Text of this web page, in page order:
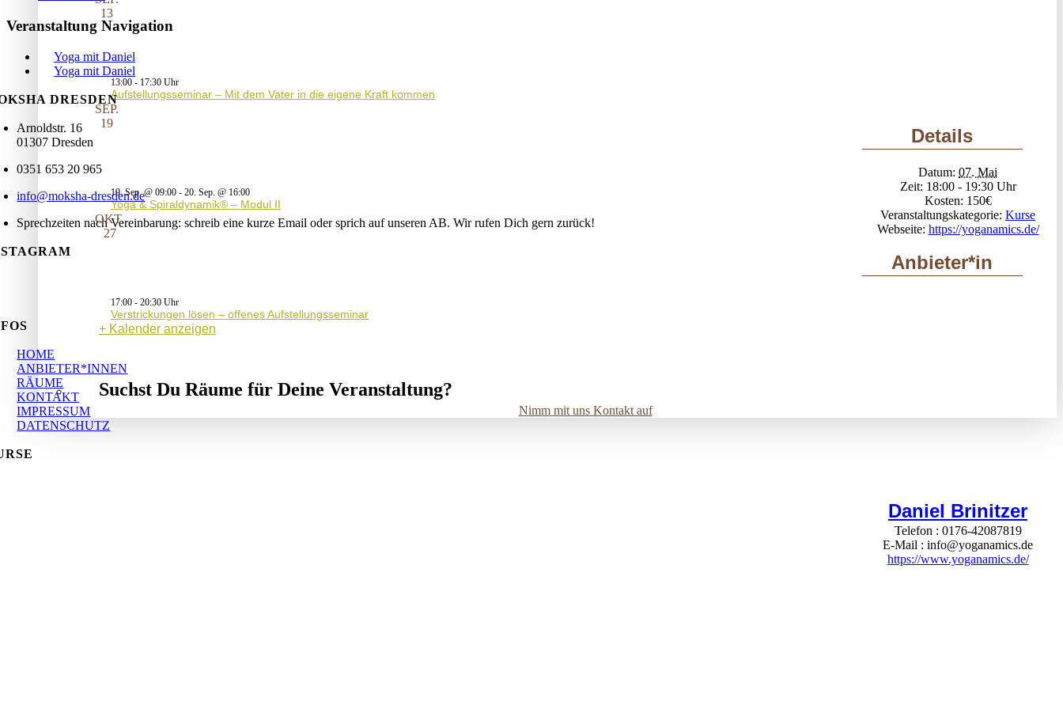
13
13:00 - 17:30
Aufstellungsseminar – Mit dem Vater in die eigene Kraft kommen
SEP.
19
19. Sep. @ 09:00 - 20. Sep. @ 16:00
Yoga & Spiraldynamik® – Modul II
OKT.
27
17:00 - 20:30
Verstrickungen lösen – offenes Aufstellungsseminar
Kalender anzeigen
Suchst Du Räume für Deine Veranstaltung?
Nimm mit uns Kontakt auf
Veranstaltung Navigation
Yoga mit Daniel
Yoga mit Daniel
Details
Datum: 07. Mai
Zeit: 18:00 - 19:30
Kosten: 150€
Veranstaltungskategorie: Kurse
Webseite: https://yoganamics.de/
Anbieter*in
Daniel Brinitzer
Telefon
0176-42087819
E-Mail
info@yoganamics.de
https://www.yoganamics.de/
DRESDEN
Arnoldstr. 16
01307 Dresden
0351 653 20 965
info@moksha-dresden.de
Sprechzeiten nach Vereinbarung: schreib eine kurze Email oder sprich auf unseren AB. Wir rufen Dich gern zurück!
HOME
ANBIETER*INNEN
RÄUME
KONTAKT
IMPRESSUM
DATENSCHUTZ